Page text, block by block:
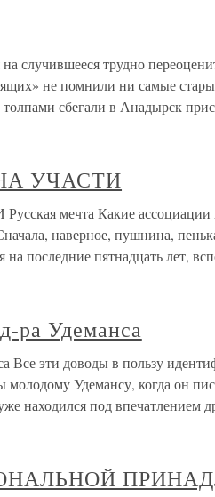
случившееся трудно
не помнили ни самые
сбегали в Анадырск
УЧАСТИ
мечта Какие ассоциации
наверное, пушнина,
на последние пятнадцать лет,
ра Удеманса
Все эти доводы в пользу
Удемансу, когда он
находился под впечатлением